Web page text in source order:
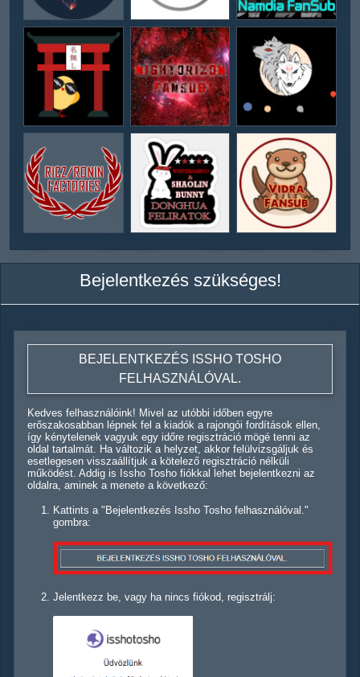
Bejelentkezés szükséges!
BEJELENTKEZÉS ISSHO TOSHO
FELHASZNÁLÓVAL.
Kedves felhasználóink! Mivel az utóbbi időben egyre
erőszakosabban lépnek fel a kiadók a rajongói fordítások ellen,
így kénytelenek vagyuk egy időre regisztráció mögé tenni az
oldal tartalmát. Ha változik a helyzet, akkor felülvizsgáljuk és
esetlegesen visszaállítjuk a kötelező regisztráció nélküli
működést. Addig is Issho Tosho fiókkal lehet bejelentkezni az
oldalra, aminek a menete a következő:
Kattints a "Bejelentkezés Issho Tosho felhasználóval."
gombra:
Jelentkezz be, vagy ha nincs fiókod, regisztrálj: